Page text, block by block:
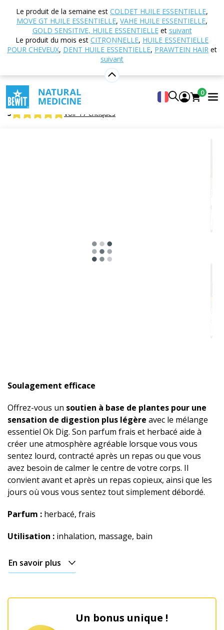
Le produit de la semaine est COLDET HUILE ESSENTIELLE,
MOVE GT HUILE ESSENTIELLE, VAHE HUILE ESSENTIELLE,
GOLD SENSITIVE, HUILE ESSENTIELLEet suivant
Le produit du mois est CITRONNELLE, HUILE ESSENTIELLE
POUR CHEVEUX, DENT HUILE ESSENTIELLE, PRAWTEIN HAIR et
suivant
0
Boutique en ligne
Huiles essentielles
Mélanges d'huiles essentielles
Ok Dig huile essentielle
Ok Dig huile essentielle
Mélange d'huiles essentielles 100% pures et naturelles
CTEO®
5 Voir 17 critiques
Soulagement efficace
Offrez-vous un soutien à base de plantes pour une
sensation de digestion plus légère avec le mélange
essentiel Ok Dig. Son parfum frais et herbacé aide à
créer une atmosphère agréable lorsque vous vous
sentez lourd, contracté après un repas ou que vous
avez besoin de calmer le centre de votre corps. Il
convient avant et après un repas copieux, ainsi que les
jours où vous vous sentez tout simplement débordé.
Parfum : herbacé, frais
Utilisation : inhalation, massage, bain
En savoir plus
Un bonus unique !